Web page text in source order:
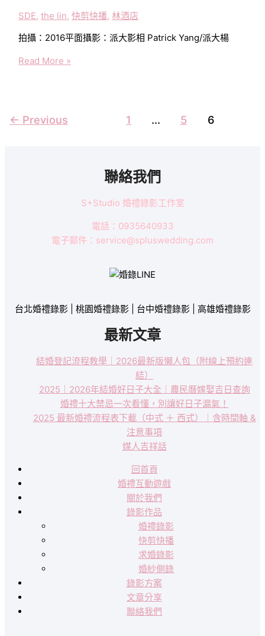
涓
訂
婚/
娶/
&
SDE,the lin,快剪快播,林酒店
拍攝：2016平面攝影：派大影相 Patrick Yang/派大楊
SDE
播/THE
Read More »
← Previous 1 ... 5 6
聯絡我們
S+Studio 婚禮錄影工作室
電話：0935640933
電子郵件：service@spluswedding.com
台北婚禮錄影 | 桃園婚禮錄影 | 台中婚禮錄影 | 高雄婚禮錄影
最新文章
結婚登記流程教學｜2026最新版懶人包（附線上預約連
結）
2025｜2026年結婚好日子大全｜農民曆嫁娶吉日查詢
婚禮十大禁忌一次看懂，別讓好日子漏氣！
2025 最新婚禮流程表下載（中式 ＋ 西式）｜含時間軸 &
注意事項
媒人吉祥話
回首頁
婚禮互動遊戲
關於我們
錄影作品
婚禮錄影
快剪快播
求婚錄影
婚紗側錄
錄影方案
文章分享
聯絡我們